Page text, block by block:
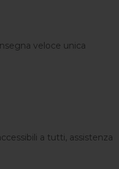
veloce unica
a tutti, assistenza